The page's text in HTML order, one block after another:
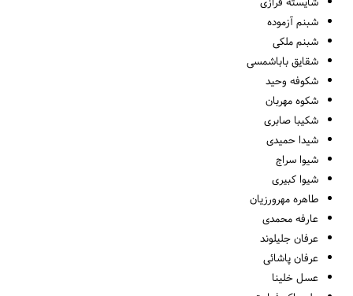
شبنم آزموده
شبنم ملکی
شقایق باباشمسی
شکوفه وحید
شکوه مهربان
شکیبا صابری
شیدا حمیدی
شیوا سراج
شیوا کبیری
طاهره مهرورزیان
عارفه محمدی
عرفان جلیلوند
عرفان پاشائی
عسل خلینا